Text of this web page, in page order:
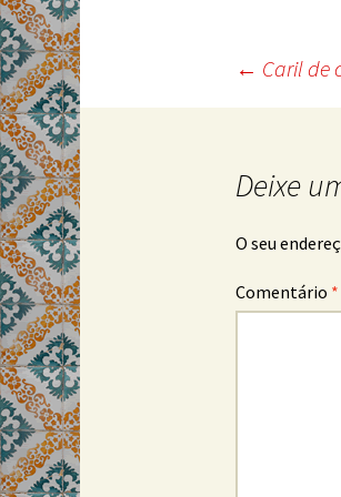
Post
navigation
← Caril de
Deixe
O seu
Comentário *